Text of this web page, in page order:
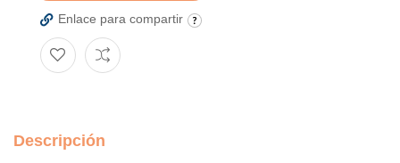
Enlace para compartir
Descripción